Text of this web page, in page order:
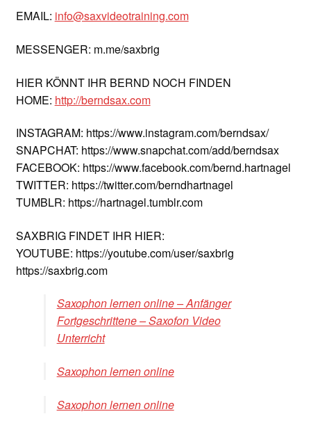
EMAIL: info@saxvideotraining.com
MESSENGER: m.me/saxbrig
HIER KÖNNT IHR BERND NOCH FINDEN
HOME: http://berndsax.com
INSTAGRAM: https://www.instagram.com/berndsax/
SNAPCHAT: https://www.snapchat.com/add/berndsax
FACEBOOK: https://www.facebook.com/bernd.hartnagel
TWITTER: https://twitter.com/berndhartnagel
TUMBLR: https://hartnagel.tumblr.com
SAXBRIG FINDET IHR HIER:
YOUTUBE: https://youtube.com/user/saxbrig
https://saxbrig.com
Saxophon lernen online – Anfänger
Fortgeschrittene – Saxofon Video
Unterricht
Saxophon lernen online
Saxophon lernen online